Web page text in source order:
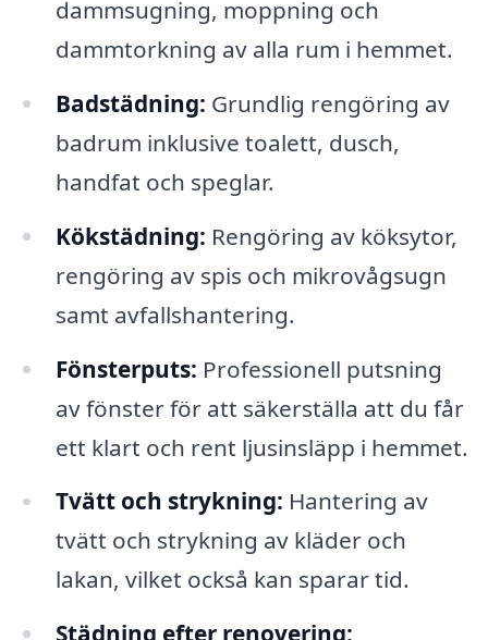
dammsugning, moppning och
dammtorkning av alla rum i hemmet.
Badstädning: Grundlig rengöring av
badrum inklusive toalett, dusch,
handfat och speglar.
Kökstädning: Rengöring av köksytor,
rengöring av spis och mikrovågsugn
samt avfallshantering.
Fönsterputs: Professionell putsning
av fönster för att säkerställa att du får
ett klart och rent ljusinsläpp i hemmet.
Tvätt och strykning: Hantering av
tvätt och strykning av kläder och
lakan, vilket också kan sparar tid.
Städning efter renovering: